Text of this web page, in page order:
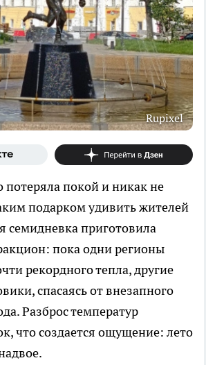
Rupixel
потеряла покой и никак не
подарком удивить жителей
семидневка приготовила
пока одни регионы
рекордного тепла, другие
спасаясь от внезапного
Разброс температур
что создается ощущение: лето